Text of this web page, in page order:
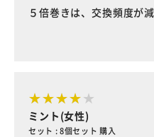
５倍巻きは、交換頻度が
ミント(女性)
セット : 8個セット 購入